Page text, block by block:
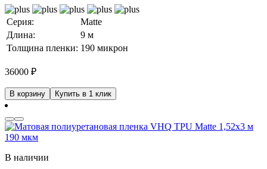
Серия:
Matte
Длина:
9 м
Толщина пленки: 190 микрон
36000 ₽
В корзину Купить в 1 клик
В наличии